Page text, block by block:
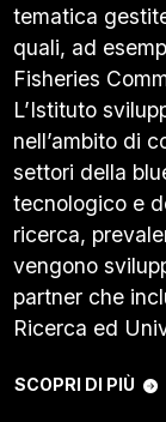
tematica
quali, ad
Fisheries
L’Istituto
nell’ambito di
settori della
tecnologico e
ricerca,
vengono
partner che
Ricerca ed
SCOPRI DI PIÙ